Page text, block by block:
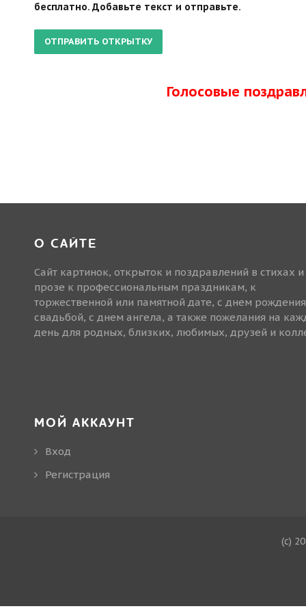
бесплатно. Добавьте текст и отправьте.
Голосовые
О САЙТЕ
Сайт картинок, открыток и поздравлений в стихах и
прозе к профессиональным праздникам, к
торжественной или памятной дате, с днем
свадьбой, с днем ангела, а также пожелания на
день для родных, близких, любимых, друзей и
МОЙ АККАУНТ
Вход
Регистрация
(c)